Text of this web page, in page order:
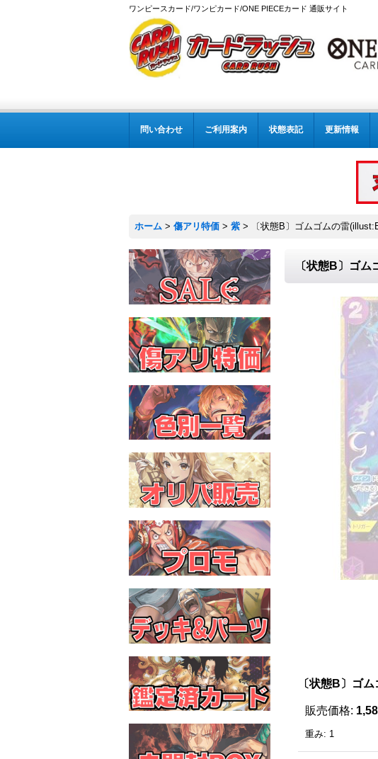
ワンピースカード/ワンピカード/ONE PIECEカード 通販サイト
問い合わせ ご利用案内 状態表記 更新情報
ホーム > 傷アリ特価 > 紫 > 〔状態B〕ゴムゴムの雷
〔状態B〕ゴ
〔状態B〕ゴ
販売価格:
重み: 1